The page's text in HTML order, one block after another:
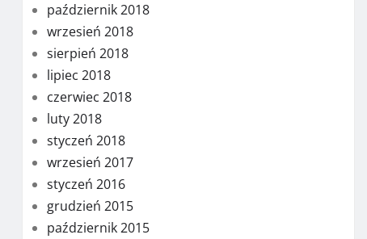
październik 2018
wrzesień 2018
sierpień 2018
lipiec 2018
czerwiec 2018
luty 2018
styczeń 2018
wrzesień 2017
styczeń 2016
grudzień 2015
październik 2015